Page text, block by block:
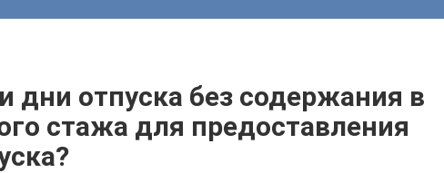
дни отпуска без содержания в
стажа для предоставления